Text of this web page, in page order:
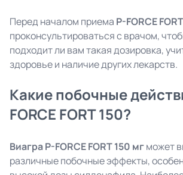
Перед началом приема P-FORCE
проконсультироваться с врачом,
подходит ли вам такая дозировка,
здоровье и наличие других лекарств.
Какие побочные
FORCE FORT 150?
Виагра P-FORCE FORT 150 мгможет
различные побочные эффекты,